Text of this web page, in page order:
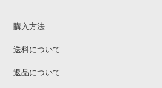
購入方法
送料について
返品について